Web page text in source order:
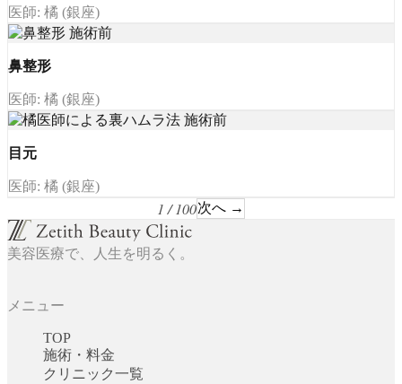
医師: 橘 (銀座)
鼻整形
医師: 橘 (銀座)
目元
医師: 橘 (銀座)
1 / 100次へ →
美容医療で、人生を明るく。
メニュー
TOP
施術・料金
クリニック一覧